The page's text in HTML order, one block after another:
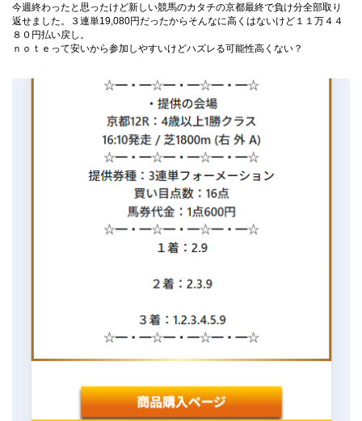
今週終わったと思ったけど新しい競馬のカタチの京都最終で負け分全部取り
返せました。３連単19,080円だったからそんなに高くはないけど１１万４４
８０円払い戻し。
ｎｏｔｅって安いから参加しやすいけどハズレる可能性高くない？